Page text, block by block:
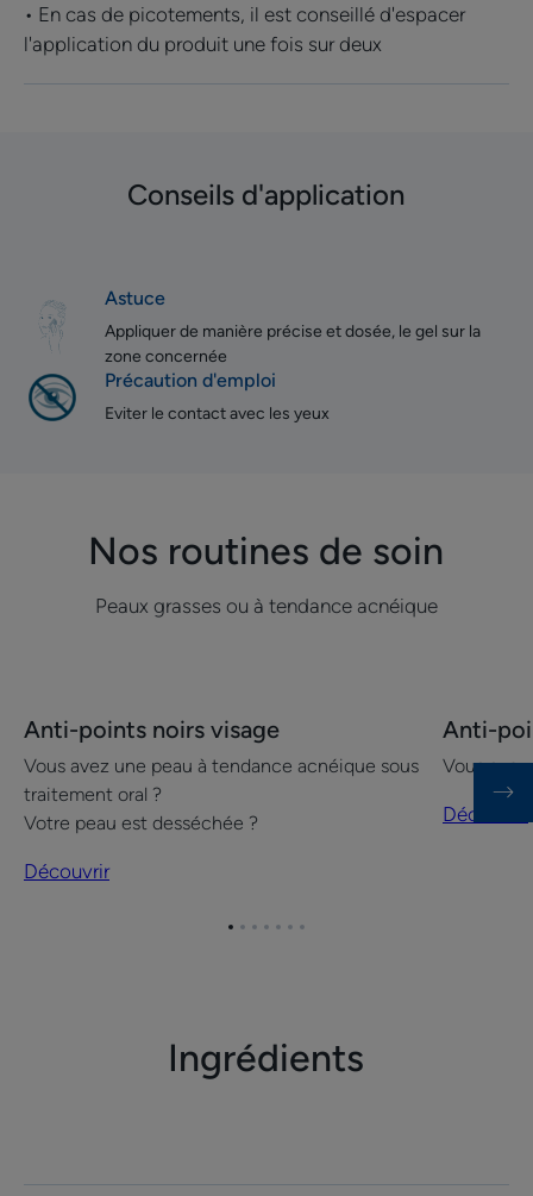
• En cas de picotements, il est conseillé d'espacer
l'application du produit une fois sur deux
Conseils d'application
Astuce
Appliquer de manière précise et dosée, le gel sur la
zone concernée
Précaution d'emploi
Eviter le contact avec les yeux
Nos routines de soin
Peaux grasses ou à tendance acnéique
Anti-
points
noirs
visage
Anti-points noirs visage
Vous avez une peau à tendance acnéique sous
traitement oral ?
Votre peau est desséchée ?
Découvrir
Anti-
points
visage
Anti-
Vous
Découvrir
Aller
Aller
Aller
Aller
Aller
Aller
Aller
Ingrédients